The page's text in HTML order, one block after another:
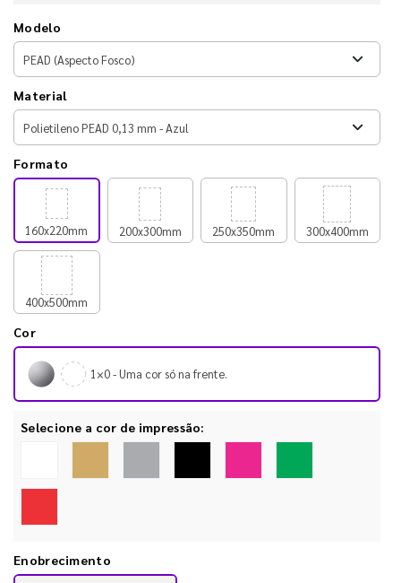
Modelo
Material
Formato
160x220mm 200x300mm 250x350mm 300x400mm
400x500mm
Cor
1×0 - Uma cor só na frente.
Selecione a cor de impressão:
Enobrecimento